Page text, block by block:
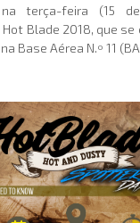
terça-feira (15
Hot Blade 2018, que se
Base Aérea N.º 11